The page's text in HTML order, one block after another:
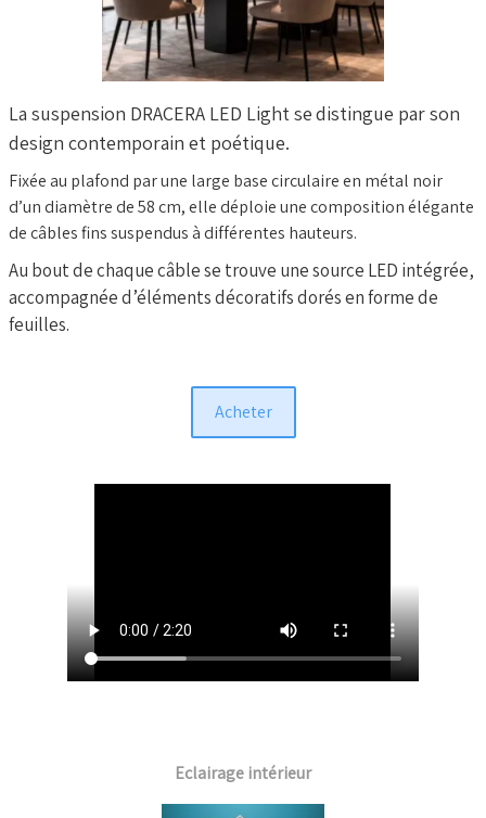
La suspension DRACERA LED Light sedistingue par son
design contemporain et poétique.
Fixée au plafond par une large base circulaire en métal noir
d’un diamètre de 58 cm, elle déploie une composition élégante
de câbles fins suspendus à différentes hauteurs.
Au bout de chaque câble se trouve une source LED intégrée,
accompagnée d’éléments décoratifs dorés en forme de
feuilles.
Acheter
Eclairage intérieur